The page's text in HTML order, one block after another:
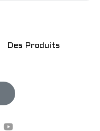
Des Produits